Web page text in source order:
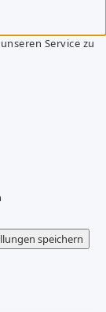
Service zu
speichern